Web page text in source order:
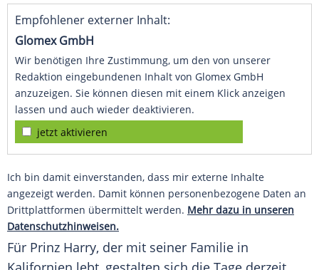
Empfohlener externer Inhalt:
Glomex GmbH
Wir benötigen Ihre Zustimmung, um den von unserer
Redaktion eingebundenen Inhalt von Glomex GmbH
anzuzeigen. Sie können diesen mit einem Klick anzeigen
lassen und auch wieder deaktivieren.
jetzt aktivieren
Ich bin damit einverstanden, dass mir externe Inhalte
angezeigt werden. Damit können personenbezogene Daten an
Drittplattformen übermittelt werden. Mehr dazu in unseren
Datenschutzhinweisen.
Für Prinz Harry, der mit seiner Familie in